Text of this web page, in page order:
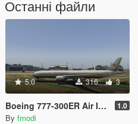
Останні файли
5.0 316 3
Boeing 777-300ER Air India One Livery 1.0
By fmodi